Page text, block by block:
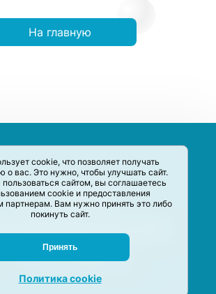
cookie, что позволяет получать
о вас. Это нужно, чтобы улучшать сайт.
сайтом, вы соглашаетесь
cookie и предоставления
партнерам. Вам нужно принять это либо
покинуть сайт.
Принять
Политика cookie
На главную
акций и скидок на товары и услуги в РФ
Задать вопрос
Social production 2020 –2026